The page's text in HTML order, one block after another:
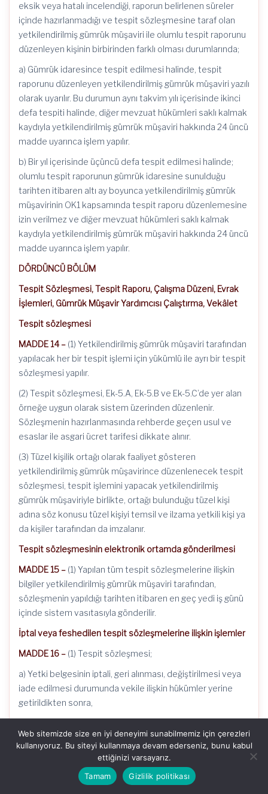
eksik veya hatalı incelendiği, raporun belirlenen süreler
içinde hazırlanmadığı ve tespit sözleşmesine taraf olan
yetkilendirilmiş gümrük müşaviri ile olumlu tespit raporunu
düzenleyen kişinin birbirinden farklı olması durumlarında;
a) Gümrük idaresince tespit edilmesi halinde, tespit
raporunu düzenleyen yetkilendirilmiş gümrük müşaviri yazılı
olarak uyarılır. Bu durumun aynı takvim yılı içerisinde ikinci
defa tespiti halinde, diğer mevzuat hükümleri saklı kalmak
kaydıyla yetkilendirilmiş gümrük müşaviri hakkında 24 üncü
madde uyarınca işlem yapılır.
b) Bir yıl içerisinde üçüncü defa tespit edilmesi halinde;
olumlu tespit raporunun gümrük idaresine sunulduğu
tarihten itibaren altı ay boyunca yetkilendirilmiş gümrük
müşavirinin OK1 kapsamında tespit raporu düzenlemesine
izin verilmez ve diğer mevzuat hükümleri saklı kalmak
kaydıyla yetkilendirilmiş gümrük müşaviri hakkında 24 üncü
madde uyarınca işlem yapılır.
DÖRDÜNCÜ BÖLÜM
Tespit Sözleşmesi, Tespit Raporu, Çalışma Düzeni, Evrak
İşlemleri, Gümrük Müşavir Yardımcısı Çalıştırma, Vekâlet
Tespit sözleşmesi
MADDE 14 – (1) Yetkilendirilmiş gümrük müşaviri tarafından
yapılacak her bir tespit işlemi için yükümlü ile ayrı bir tespit
sözleşmesi yapılır.
(2) Tespit sözleşmesi, Ek-5.A, Ek-5.B ve Ek-5.C’de yer alan
örneğe uygun olarak sistem üzerinden düzenlenir.
Sözleşmenin hazırlanmasında rehberde geçen usul ve
esaslar ile asgari ücret tarifesi dikkate alınır.
(3) Tüzel kişilik ortağı olarak faaliyet gösteren
yetkilendirilmiş gümrük müşavirince düzenlenecek tespit
sözleşmesi, tespit işlemini yapacak yetkilendirilmiş
gümrük müşaviriyle birlikte, ortağı bulunduğu tüzel kişi
adına söz konusu tüzel kişiyi temsil ve ilzama yetkili kişi ya
da kişiler tarafından da imzalanır.
Tespit sözleşmesinin elektronik ortamda gönderilmesi
MADDE 15 – (1) Yapılan tüm tespit sözleşmelerine ilişkin
bilgiler yetkilendirilmiş gümrük müşaviri tarafından,
sözleşmenin yapıldığı tarihten itibaren en geç yedi iş günü
içinde sistem vasıtasıyla gönderilir.
İptal veya feshedilen tespit sözleşmelerine ilişkin işlemler
MADDE 16 – (1) Tespit sözleşmesi;
a) Yetki belgesinin iptali, geri alınması, değiştirilmesi veya
iade edilmesi durumunda vekile ilişkin hükümler yerine
getirildikten sonra,
faaliyet alanının ortadan kalkması nedeniyle tespit
işleminin yapılamayacağı durumda,
Web sitemizde size en iyi deneyimi sunabilmemiz için çerezleri
kullanıyoruz. Bu siteyi kullanmaya devam ederseniz, bunu kabul
ettiğinizi varsayarız.
Tamam
Gizlilik politikası